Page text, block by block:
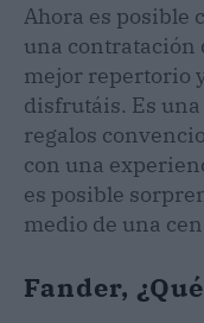
Ahora es posible
una contratación
mejor repertorio
disfrutáis. Es
regalos
con una
es posible
medio de una
Fander,